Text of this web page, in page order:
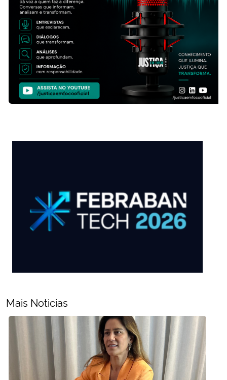
Mais Noticias